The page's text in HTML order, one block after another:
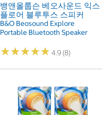
뱅앤올룹슨 베오사운드 익스
플로어 블루투스 스피커
B&O Beosound Explore
Portable Bluetooth Speaker
★★★★★
★★★★★ 4.9 (8)